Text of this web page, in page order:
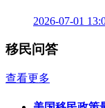
2026-07-01
移民问答
查看更多